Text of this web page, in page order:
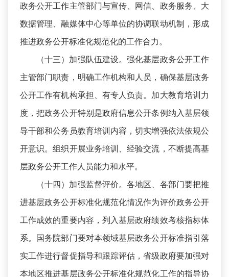
政务公开工作主管部门与宣传、网信、政务服务、大
数据管理、融媒体中心等单位的协调联动机制，形成
推进政务公开标准化规范化的工作合力。
（十三）加强队伍建设。强化基层政务公开工作
主管部门职责，明确工作机构和人员，确保基层政务
公开工作有机构承担、有专人负责。加大教育培训力
度，把政务公开特别是政府信息公开条例纳入基层领
导干部和公务员教育培训内容，切实增强依法依规公
开意识。组织开展业务培训、经验交流，不断提高基
层政务公开工作人员能力和水平。
（十四）加强监督评价。各地区、各部门要把推
进基层政务公开标准化规范化情况作为评价政务公开
工作成效的重要内容，列入基层政府绩效考核指标体
系。国务院部门要对本领域基层政务公开标准指引落
实工作进行督促指导和跟踪评估，省级政府要加强对
本地区推进基层政务公开标准化规范化工作的指导协